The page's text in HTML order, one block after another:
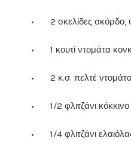
• 2 σκελίδες σκόρδο,
• 1 κουτί ντομάτα
• 2 κ.σ. πελτέ
• 1/2 φλιτζάνι
• 1/4 φλιτζάνι